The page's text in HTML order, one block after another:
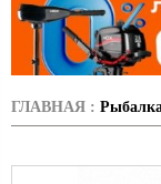
ГЛАВНАЯ :